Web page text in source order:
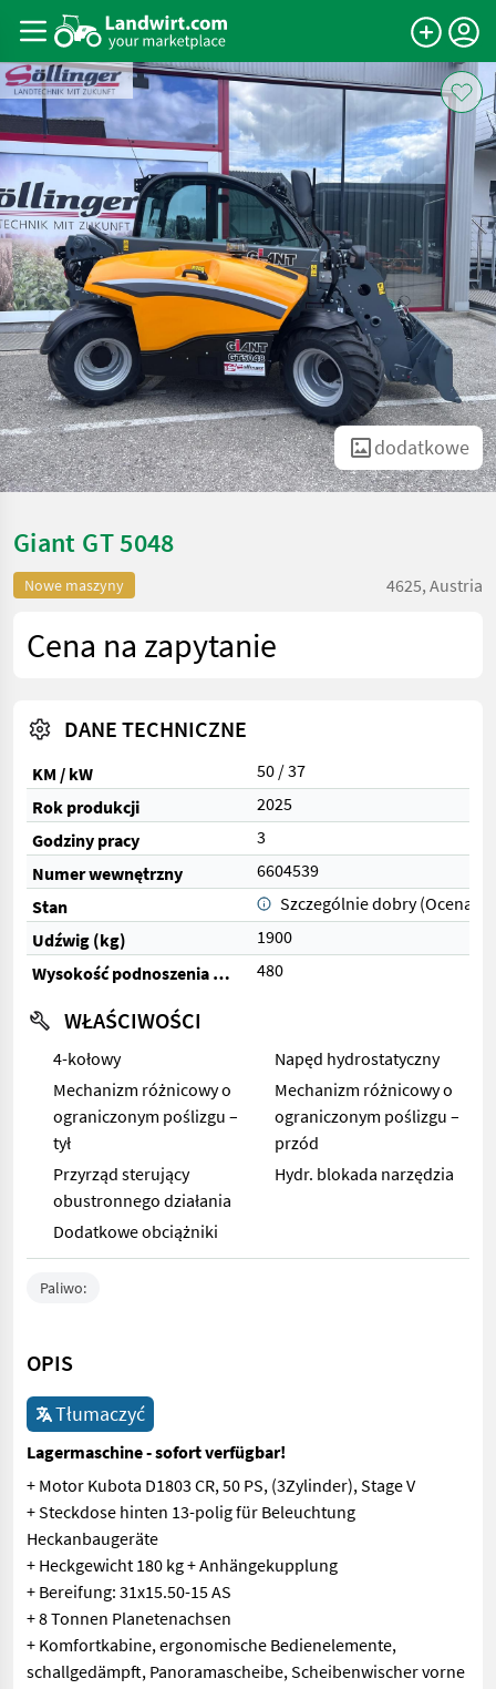
dodatkowe
Giant GT 5048
Nowe maszyny 4625, Austria
Cena na zapytanie
DANE TECHNICZNE
KM / kW
50 / 37
Rok produkcji
2025
Godziny pracy
3
Numer wewnętrzny
6604539
Stan
Szczególnie dobry (Ocena 1)
Udźwig (kg)
1900
Wysokość podnoszenia (cm)
480
WŁAŚCIWOŚCI
4-kołowy
Napęd hydrostatyczny
Mechanizm różnicowy o
ograniczonym poślizgu –
tył
Mechanizm różnicowy o
ograniczonym poślizgu –
przód
Przyrząd sterujący
obustronnego działania
Hydr. blokada narzędzia
Dodatkowe obciążniki
Paliwo:
OPIS
Tłumaczyć
Lagermaschine - sofort verfügbar!
+ Motor Kubota D1803 CR, 50 PS, (3Zylinder), Stage V
+ Steckdose hinten 13-polig für Beleuchtung
Heckanbaugeräte
+ Heckgewicht 180 kg + Anhängekupplung
+ Bereifung: 31x15.50-15 AS
+ 8 Tonnen Planetenachsen
+ Komfortkabine, ergonomische Bedienelemente,
schallgedämpft, Panoramascheibe, Scheibenwischer vorne